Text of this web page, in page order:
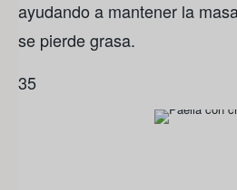
ayudando a mantener la
se pierde grasa.
35